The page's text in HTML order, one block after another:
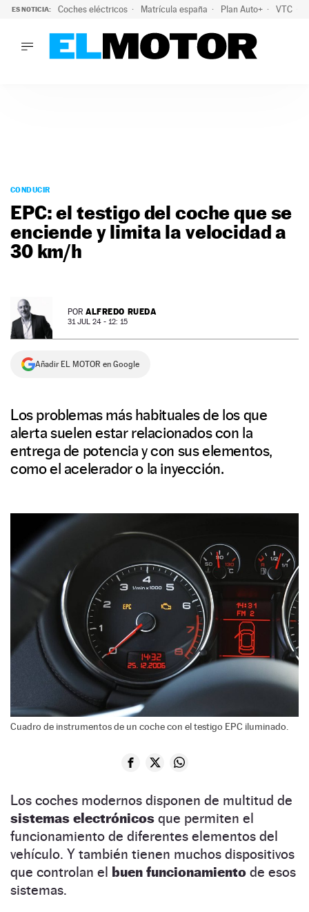
ES NOTICIA: Coches eléctricos Matrícula españa Plan Auto+ VTC
PODCAST
MOTOS
TECNOLOGÍA
SUPERCOCHES
SERVICIOS
NEWSLETTER
SÍGUENOS
CONDUCIR
EPC: el testigo del coche que se
enciende y limita la velocidad a
30 km/h
POR ALFREDO RUEDA
31 JUL 24 - 12: 15
Añadir EL MOTOR en Google
Los problemas más habituales de los que
alerta suelen estar relacionados con la
entrega de potencia y con sus elementos,
como el acelerador o la inyección.
Cuadro de instrumentos de un coche con el testigo EPC iluminado.
Los coches modernos disponen de multitud de
sistemas electrónicos que permiten el
funcionamiento de diferentes elementos del
vehículo. Y también tienen muchos dispositivos
que controlan el buen funcionamiento de esos
sistemas.